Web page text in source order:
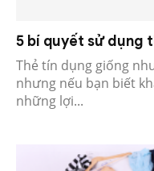
5 bí quyết sử dụng
Thẻ tín dụng giống
nhưng nếu bạn biết
những lợi...